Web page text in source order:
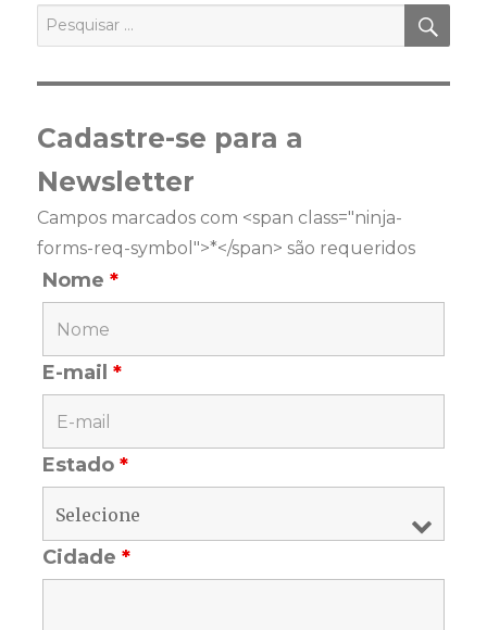
Pesquisar
por:
Cadastre-se para a
Newsletter
Campos marcados com <span class="ninja-
forms-req-symbol">*</span> são requeridos
Nome*
E-mail*
Estado*
Cidade*